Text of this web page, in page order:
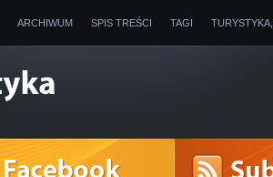
ARCHIWUM SPIS TREŚCI TAGI